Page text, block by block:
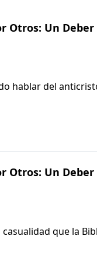
Otros: Un
a escuchar al pastor Carlos A. Zazueta
usa la palabra
Otros: Un Deber
que la Biblia contenga
comun y